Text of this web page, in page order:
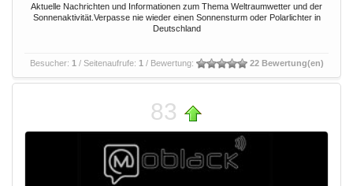
Aktuelle Nachrichten und Informationen zum Thema Weltraumwetter und der
Sonnenaktivität.Verpasse nie wieder einen Sonnensturm oder Polarlichter in
Deutschland
Besucher: 1 / Seitenaufrufe: 1 / Bewertung: 22 Bewertung(en)
83